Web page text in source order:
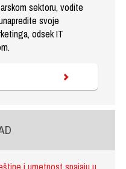
sektoru, vodite
svoje
odsek IT